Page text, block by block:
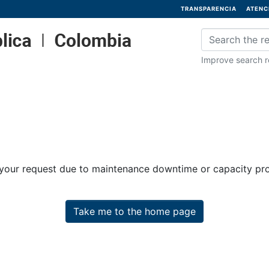
TRANSPARENCIA
Improve search
request due to maintenance downtime or capacity
Take me to the home page